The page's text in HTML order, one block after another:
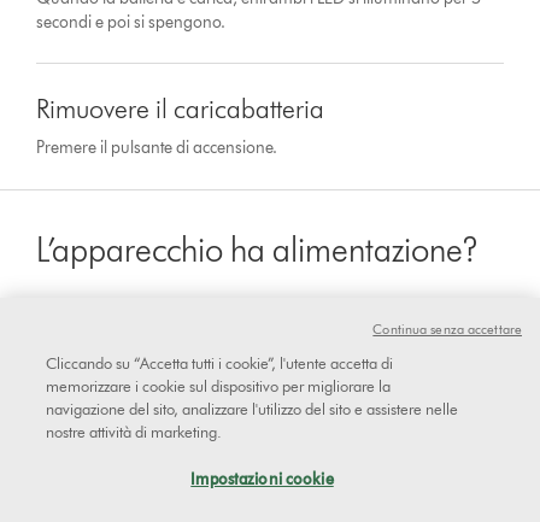
secondi e poi si spengono.
Rimuovere il caricabatteria
Premere il pulsante di accensione.
L’apparecchio ha alimentazione?
No
Cliccando su “Accetta tutti i cookie”, l'utente accetta di
memorizzare i cookie sul dispositivo per migliorare la
navigazione del sito, analizzare l'utilizzo del sito e assistere nelle
nostre attività di marketing.
Impostazioni cookie
Continua senza accettare